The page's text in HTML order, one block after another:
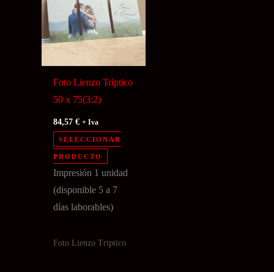
Foto Lienzo Tríptico
50 x 75(3:2)
84,57€ + Iva
SELECCIONAR
PRODUCTO
Impresión 1 unidad
(disponible 5 a 7
días laborables)
Foto Lienzo Triptico